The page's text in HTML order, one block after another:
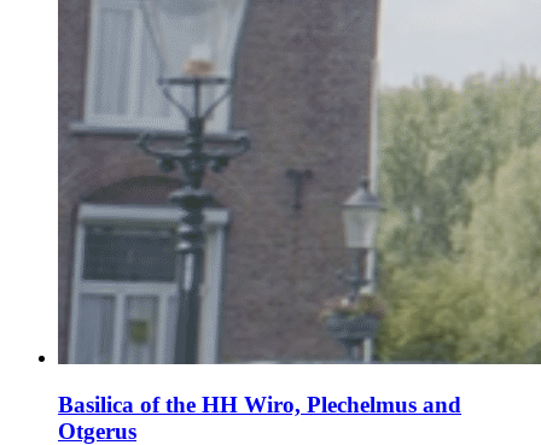
Basilica of the HH Wiro, Plechelmus and
Otgerus